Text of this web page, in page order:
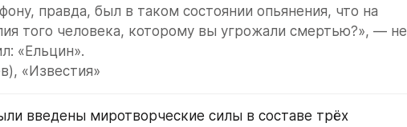
правда, был в таком состоянии опьянения, что на
того человека, которому вы угрожали смертью?», — не
«Ельцин».
«Известия»
введены миротворческие силы в составе трёх